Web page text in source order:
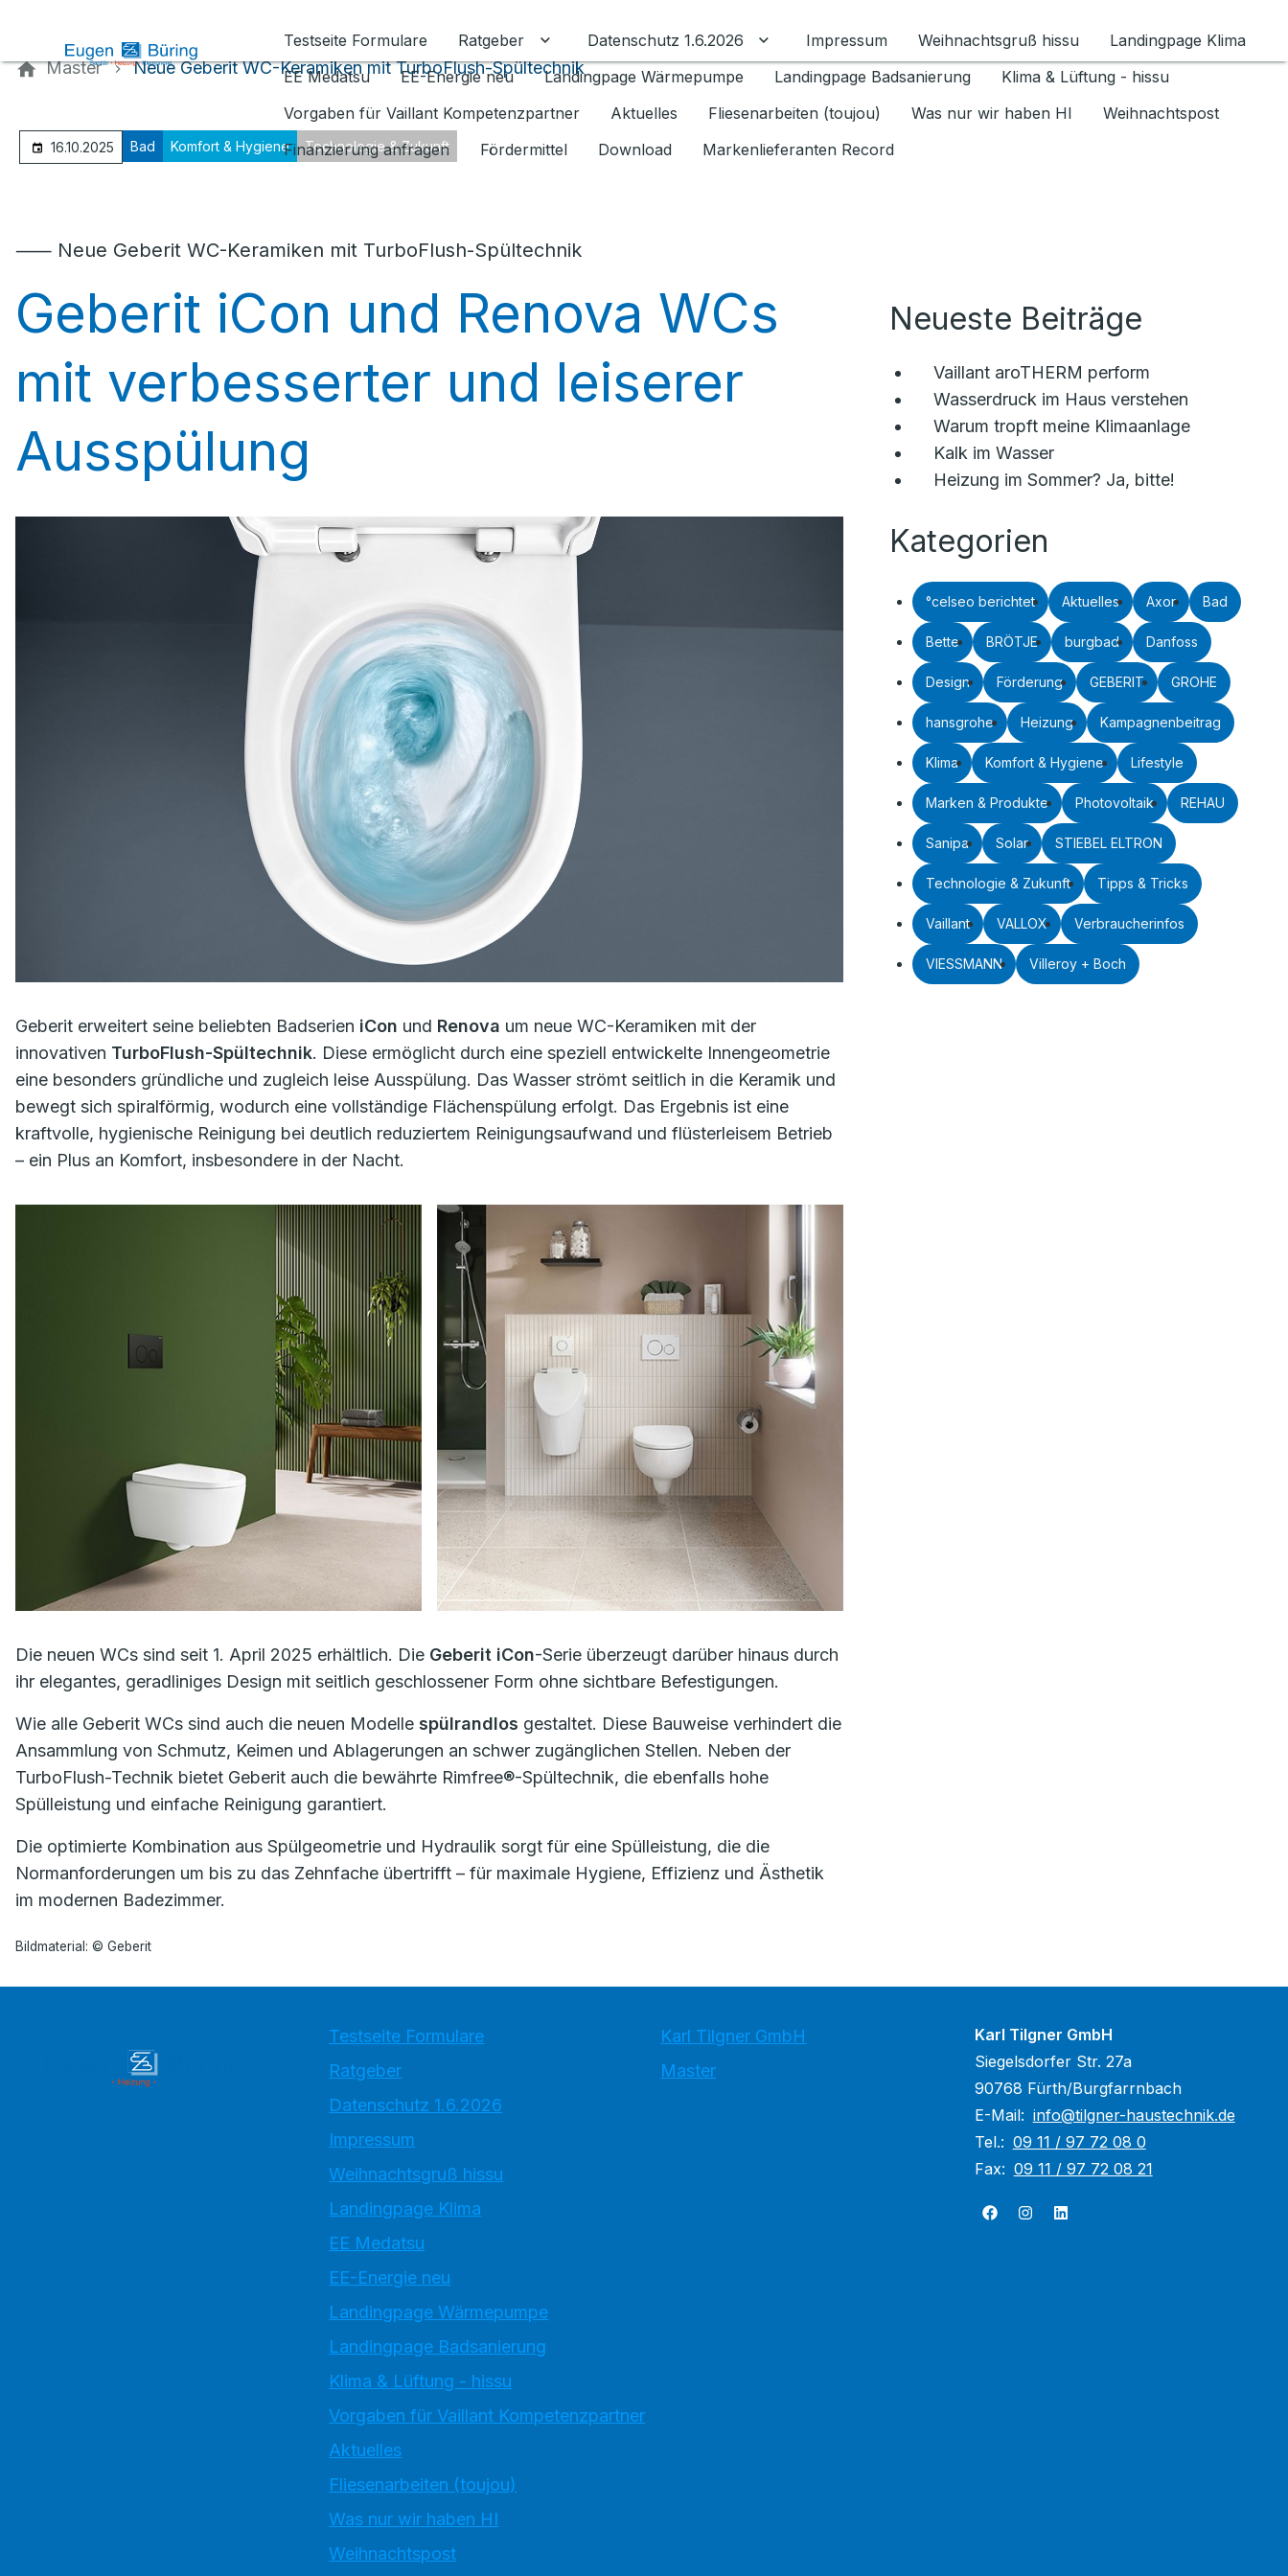
Testseite Formulare
Ratgeber Untermenü für Ratgeber umschalten
Datenschutz 1.6.2026 Untermenü für Datenschutz 1.6.2026 umschalten
Impressum Weihnachtsgruß hissu
Landingpage Klima
EE Medatsu
EE-Energie neu Landingpage Wärmepumpe Landingpage Badsanierung
Klima & Lüftung - hissu
Vorgaben für Vaillant Kompetenzpartner
Aktuelles Fliesenarbeiten (toujou) Was nur wir haben HI
Weihnachtspost
Finanzierung anfragen
Fördermittel Download Markenlieferanten Record
Master Neue Geberit WC-Keramiken mit TurboFlush-Spültechnik
16.10.2025 Bad Komfort & Hygiene Technologie & Zukunft
⸺ Neue Geberit WC-Keramiken mit TurboFlush-Spültechnik
Geberit iCon und Renova WCs
mit verbesserter und leiserer
Ausspülung
Geberit erweitert seine beliebten Badserien iCon und Renova um neue WC-Keramiken mit der
innovativen TurboFlush-Spültechnik. Diese ermöglicht durch eine speziell entwickelte Innengeometrie
eine besonders gründliche und zugleich leise Ausspülung. Das Wasser strömt seitlich in die Keramik und
bewegt sich spiralförmig, wodurch eine vollständige Flächenspülung erfolgt. Das Ergebnis ist eine
kraftvolle, hygienische Reinigung bei deutlich reduziertem Reinigungsaufwand und flüsterleisem Betrieb
– ein Plus an Komfort, insbesondere in der Nacht.
Die neuen WCs sind seit 1. April 2025 erhältlich. Die Geberit iCon-Serie überzeugt darüber hinaus durch
ihr elegantes, geradliniges Design mit seitlich geschlossener Form ohne sichtbare Befestigungen.
Wie alle Geberit WCs sind auch die neuen Modelle spülrandlos gestaltet. Diese Bauweise verhindert die
Ansammlung von Schmutz, Keimen und Ablagerungen an schwer zugänglichen Stellen. Neben der
TurboFlush-Technik bietet Geberit auch die bewährte Rimfree®-Spültechnik, die ebenfalls hohe
Spülleistung und einfache Reinigung garantiert.
Die optimierte Kombination aus Spülgeometrie und Hydraulik sorgt für eine Spülleistung, die die
Normanforderungen um bis zu das Zehnfache übertrifft – für maximale Hygiene, Effizienz und Ästhetik
im modernen Badezimmer.
Bildmaterial: © Geberit
Neueste Beiträge
Vaillant aroTHERM perform
Wasserdruck im Haus verstehen
Warum tropft meine Klimaanlage
Kalk im Wasser
Heizung im Sommer? Ja, bitte!
Kategorien
°celseo berichtet Aktuelles Axor Bad
Bette BRÖTJE burgbad Danfoss
Design Förderung GEBERIT GROHE
hansgrohe Heizung Kampagnenbeitrag
Klima Komfort & Hygiene Lifestyle
Marken & Produkte Photovoltaik REHAU
Sanipa Solar STIEBEL ELTRON
Technologie & Zukunft Tipps & Tricks
Vaillant VALLOX Verbraucherinfos
VIESSMANN Villeroy + Boch
Testseite Formulare
Ratgeber
Datenschutz 1.6.2026
Impressum
Weihnachtsgruß hissu
Landingpage Klima
EE Medatsu
EE-Energie neu
Landingpage Wärmepumpe
Landingpage Badsanierung
Klima & Lüftung - hissu
Vorgaben für Vaillant Kompetenzpartner
Aktuelles
Fliesenarbeiten (toujou)
Was nur wir haben HI
Weihnachtspost
Karl Tilgner GmbH
Master
Karl Tilgner GmbH
Siegelsdorfer Str. 27a
90768 Fürth/Burgfarrnbach
E-Mail: info@tilgner-haustechnik.de
Tel.: 09 11 / 97 72 08 0
Fax: 09 11 / 97 72 08 21